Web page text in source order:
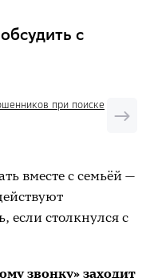
с
при поиске
вместе с семьёй —
если столкнулся с
звонку» заходит